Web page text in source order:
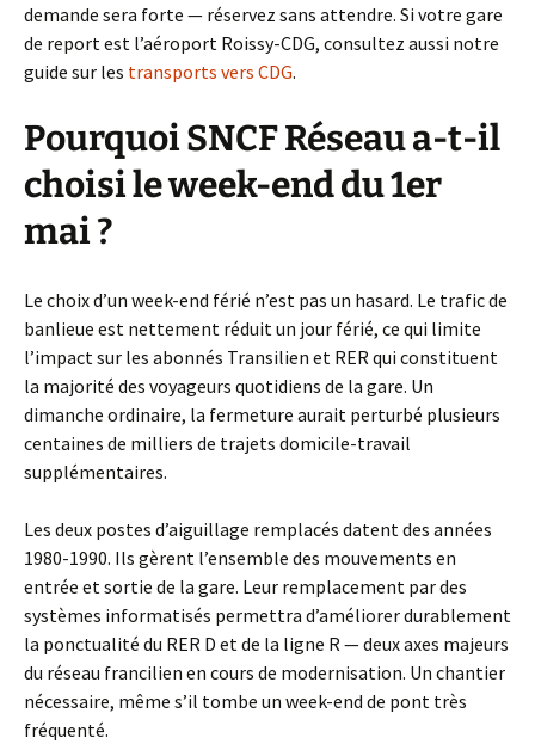
demande sera forte — réservez sans attendre. Si votre gare
de report est l’aéroport Roissy-CDG, consultez aussi notre
guide sur les transports vers CDG.
Pourquoi SNCF Réseau a-t-il
choisi le week-end du 1er
mai ?
Le choix d’un week-end férié n’est pas un hasard. Le trafic de
banlieue est nettement réduit un jour férié, ce qui limite
l’impact sur les abonnés Transilien et RER qui constituent
la majorité des voyageurs quotidiens de la gare. Un
dimanche ordinaire, la fermeture aurait perturbé plusieurs
centaines de milliers de trajets domicile-travail
supplémentaires.
Les deux postes d’aiguillage remplacés datent des années
1980-1990. Ils gèrent l’ensemble des mouvements en
entrée et sortie de la gare. Leur remplacement par des
systèmes informatisés permettra d’améliorer durablement
la ponctualité du RER D et de la ligne R — deux axes majeurs
du réseau francilien en cours de modernisation. Un chantier
nécessaire, même s’il tombe un week-end de pont très
fréquenté.